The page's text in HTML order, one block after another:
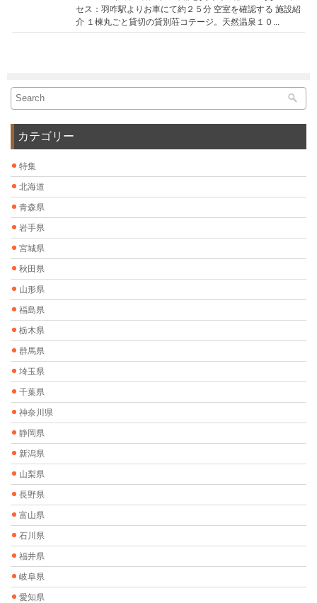
セス：羽咋駅よりお車にて約２５分 空室を確認する 施設紹
介 １棟丸ごと貸切の貸別荘コテージ。天然温泉１０...
カテゴリー
特集
北海道
青森県
岩手県
宮城県
秋田県
山形県
福島県
栃木県
群馬県
埼玉県
千葉県
神奈川県
静岡県
新潟県
山梨県
長野県
富山県
石川県
福井県
岐阜県
愛知県